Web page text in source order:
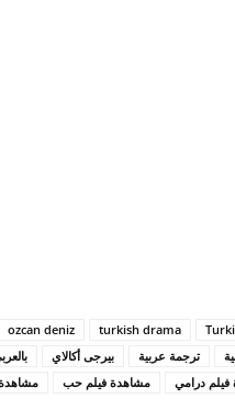
ozcan deniz turkish drama
بيرجى أكالاي ترجمة عربية
مشاهدة فيلم حب درامي